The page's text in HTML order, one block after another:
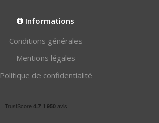
Informations
Conditions générales
Mentions légales
Politique de confidentialité